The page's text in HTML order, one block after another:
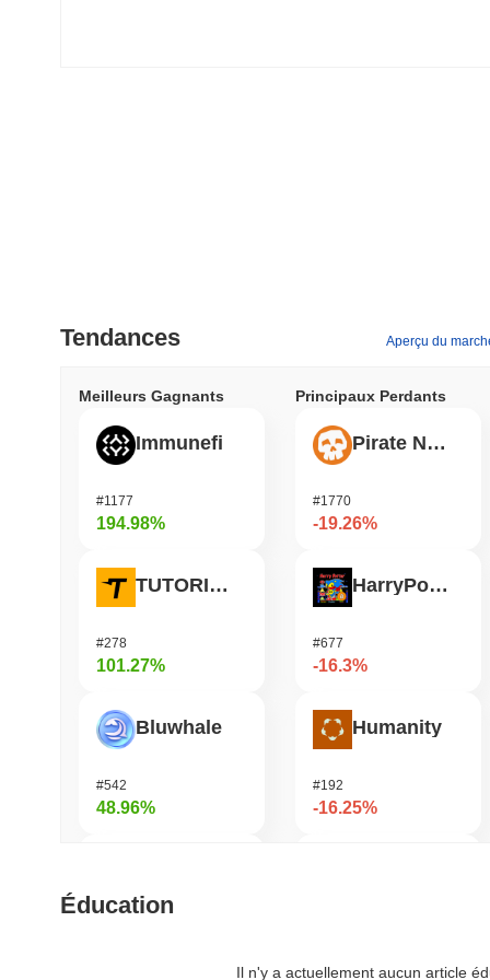
Tendances Aperçu du
Meilleurs Gagnants
Immunefi
#1177
194.98%
TUTORIAL
#278
101.27%
Bluwhale
#542
48.96%
Principaux Perdants
Pirate Nation Token
#1770
-19.26%
HarryPotterObamaSonic10Inu (ETH)
#677
-16.3%
Humanity
#192
-16.25%
Éducation
Il n'y a actuellement aucun article